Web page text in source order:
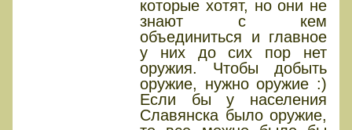
которые хотят, но они не
знают с кем
объединиться и главное
у них до сих пор нет
оружия. Чтобы добыть
оружие, нужно оружие :)
Если бы у населения
Славянска было оружие,